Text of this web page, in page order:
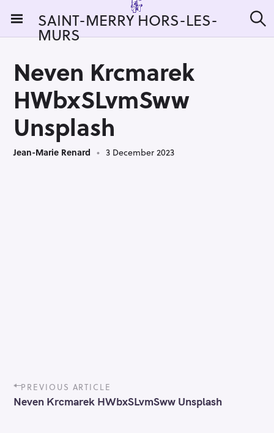
i
SAINT-MERRY HORS-LES-
MURS e
Neven Krcmarek
HWbxSLvmSww
Unsplash
Jean-Marie Renard 3 December 2023
P
o
s
PREVIOUS ARTICLE
Neven Krcmarek HWbxSLvmSww Unsplash